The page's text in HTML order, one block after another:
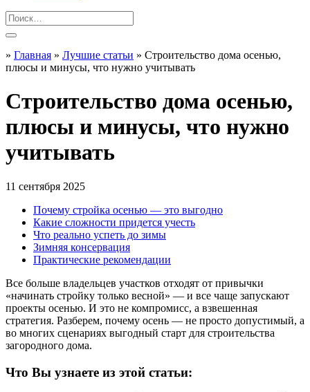
» Главная » Лучшие статьи » Строительство дома осенью,
плюсы и минусы, что нужно учитывать
Строительство дома осенью,
плюсы и минусы, что нужно
учитывать
11 сентября 2025
Почему стройка осенью — это выгодно
Какие сложности придется учесть
Что реально успеть до зимы
Зимняя консервация
Практические рекомендации
Все больше владельцев участков отходят от привычки
«начинать стройку только весной» — и все чаще запускают
проекты осенью. И это не компромисс, а взвешенная
стратегия. Разберем, почему осень — не просто допустимый, а
во многих сценариях выгодный старт для строительства
загородного дома.
Что Вы узнаете из этой статьи: